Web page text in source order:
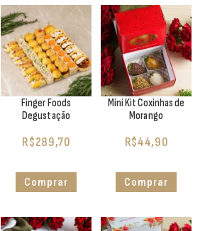
Finger Foods
Degustação
R$289,70
Comprar
Mini Kit Coxinhas de
Morango
R$44,90
Comprar